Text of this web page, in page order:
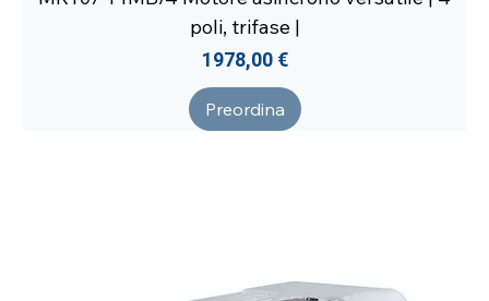
poli, trifase |
Prezzo
1978,00 €
Preordina